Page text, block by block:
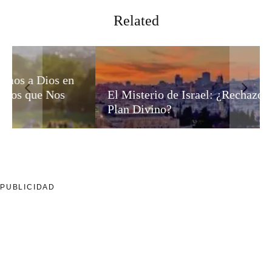
Related
El Misterio de Israel: ¿Rechazo Humano o
Plan Divino?
PUBLICIDAD